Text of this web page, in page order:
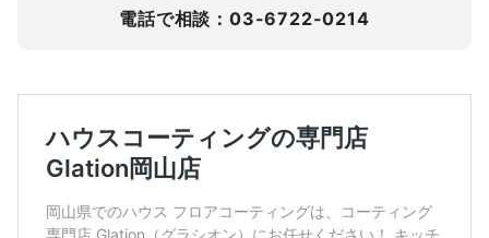
電話で相談：03-6722-0214